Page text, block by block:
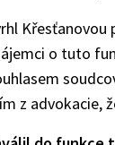
o tuto
z advokacie,